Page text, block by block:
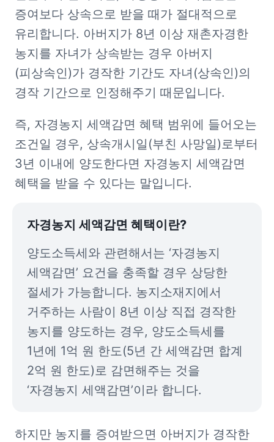
증여보다 상속으로 받을 때가 절대적으로
유리합니다. 아버지가 8년 이상 재촌자경한
농지를 자녀가 상속받는 경우 아버지
(피상속인)가 경작한 기간도 자녀(상속인)의
경작 기간으로 인정해주기 때문입니다.
즉, 자경농지 세액감면 혜택 범위에 들어오는
조건일 경우, 상속개시일(부친 사망일)로부터
3년 이내에 양도한다면 자경농지 세액감면
혜택을 받을 수 있다는 말입니다.
자경농지 세액감면 혜택이란?
양도소득세와 관련해서는 ‘자경농지
세액감면’ 요건을 충족할 경우 상당한
절세가 가능합니다. 농지소재지에서
거주하는 사람이 8년 이상 직접 경작한
농지를 양도하는 경우, 양도소득세를
1년에 1억 원 한도(5년 간 세액감면 합계
2억 원 한도)로 감면해주는 것을
‘자경농지 세액감면’이라 합니다.
하지만 농지를 증여받으면 아버지가 경작한